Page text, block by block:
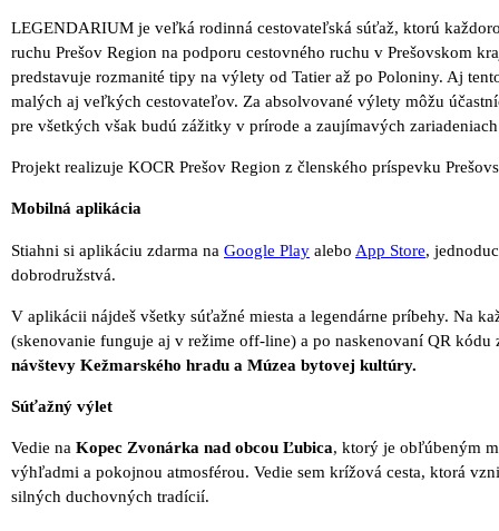
LEGENDARIUM je veľká rodinná cestovateľská súťaž, ktorú
ruchu Prešov Region na podporu cestovného ruchu v Prešovskom
predstavuje rozmanité tipy na výlety od Tatier až po Poloniny. Aj
malých aj veľkých cestovateľov. Za absolvované výlety môžu
pre všetkých však budú zážitky v prírode a zaujímavých
Projekt realizuje KOCR Prešov Region z členského príspevku
Mobilná aplikácia
Stiahni si aplikáciu zdarma na Google Play alebo App Store,
dobrodružstvá.
V aplikácii nájdeš všetky súťažné miesta a legendárne príbehy. Na
(skenovanie funguje aj v režime off-line) a po naskenovaní QR kódu
návštevy Kežmarského hradu a Múzea bytovej kultúry.
Súťažný výlet
Vedie na Kopec Zvonárka nad obcou Ľubica, ktorý je obľúbeným
výhľadmi a pokojnou atmosférou. Vedie sem krížová cesta, ktorá
silných duchovných tradícií.